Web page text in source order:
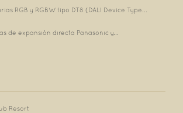
RGB y RGBW tipo DT8 (DALI Device Type...
de expansión directa Panasonic y...
Resort